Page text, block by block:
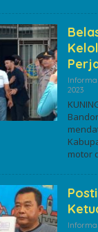
2023By
motor